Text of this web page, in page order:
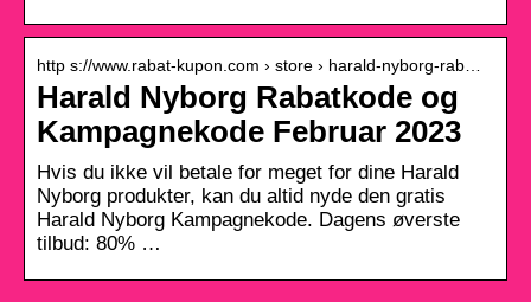
http s://www.rabat-kupon.com › store › harald-nyborg-rab…
Harald Nyborg Rabatkode og
Kampagnekode Februar 2023
Hvis du ikke vil betale for meget for dine Harald
Nyborg produkter, kan du altid nyde den gratis
Harald Nyborg Kampagnekode. Dagens øverste
tilbud: 80% …